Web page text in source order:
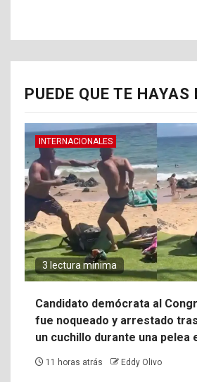
PUEDE QUE TE HAYAS
INTERNACIONALES
3 lectura mínima
Candidato demócrata al
fue noqueado y arrestado
un cuchillo durante una pelea
11 horas atrás Eddy Olivo